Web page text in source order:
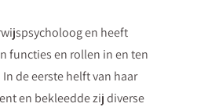
en heeft
functies en rollen in en ten
de eerste helft van haar
en bekleedde zij diverse